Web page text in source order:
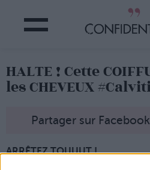
HALTE ! Cette
les CHEVEUX
Partager sur Facebook
ARRÊTEZ TOUUUT !